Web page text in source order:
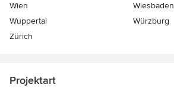
Wien
Wiesbaden
Wuppertal
Würzburg
Zürich
Projektart